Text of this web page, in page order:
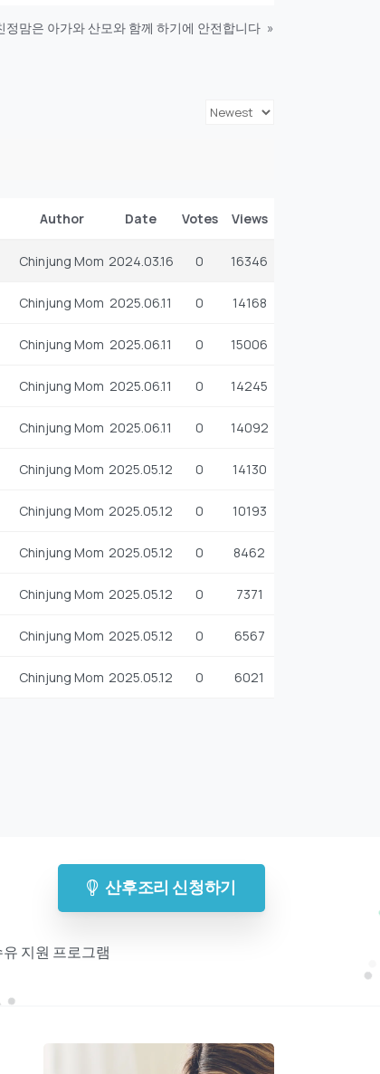
정맘은 아가와 산모와 함께 하기에 안전합니다 »
Author Date Votes Views
Chinjung Mom 2024.03.16 0 16346
Chinjung Mom 2025.06.11 0 14168
Chinjung Mom 2025.06.11 0 15006
Chinjung Mom 2025.06.11 0 14245
Chinjung Mom 2025.06.11 0 14092
Chinjung Mom 2025.05.12 0 14130
Chinjung Mom 2025.05.12 0 10193
Chinjung Mom 2025.05.12 0 8462
Chinjung Mom 2025.05.12 0 7371
Chinjung Mom 2025.05.12 0 6567
Chinjung Mom 2025.05.12 0 6021
산후조리 신청하기
지원 프로그램